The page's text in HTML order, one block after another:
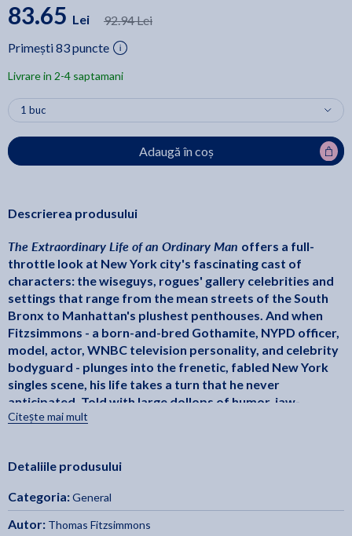
83.65 Lei
92.94 Lei
Primești 83 puncte
Livrare in 2-4 saptamani
Adaugă în coș
Descrierea produsului
The Extraordinary Life of an Ordinary Man offers a full-
throttle look at New York city's fascinating cast of
characters: the wiseguys, rogues' gallery celebrities and
settings that range from the mean streets of the South
Bronx to Manhattan's plushest penthouses. And when
Fitzsimmons - a born-and-bred Gothamite, NYPD officer,
model, actor, WNBC television personality, and celebrity
bodyguard - plunges into the frenetic, fabled New York
singles scene, his life takes a turn that he never
anticipated. Told with large dollops of humor, jaw-
dropping details, and not a little poignance,
Citește mai mult
Detaliile produsului
Categoria:General
Autor: Thomas Fitzsimmons